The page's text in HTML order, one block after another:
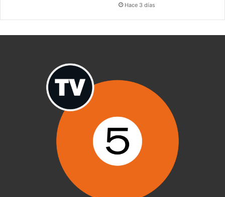
Hace 3 días